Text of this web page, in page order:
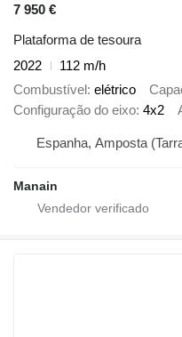
7 950 €
Plataforma de tesoura
2022
112 m/h
Combustível elétrico
Configuração do eixo 4x2
Espanha, Amposta
Manain